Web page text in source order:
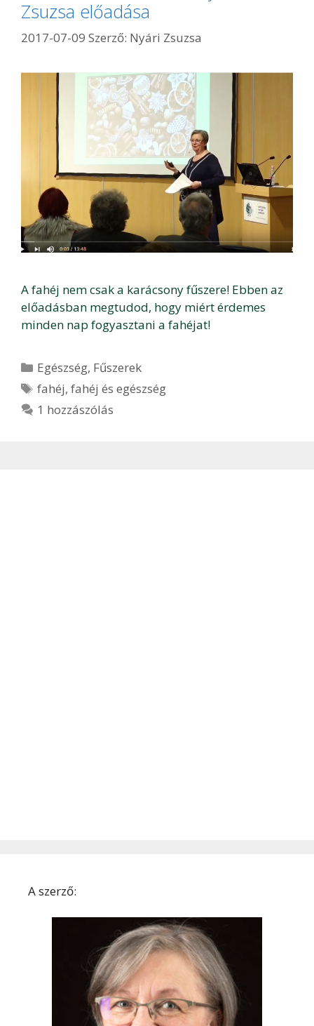
Zsuzsa előadása
2017-07-09 Szerző: Nyári Zsuzsa
A fahéj nem csak a karácsony fűszere! Ebben az
előadásban megtudod, hogy miért érdemes
minden nap fogyasztani a fahéjat!
Kategória
Egészség, Fűszerek
Címkék
fahéj,fahéj és egészség
1 hozzászólás
A szerző: